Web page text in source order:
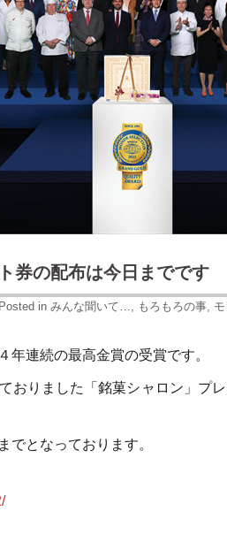
券の配布は今日までです
Posted in みんな聞いて…, もろもろの事,
年連続の最高金賞の受賞です。
おりました「銘菓シャロン」プ
でとなっております。